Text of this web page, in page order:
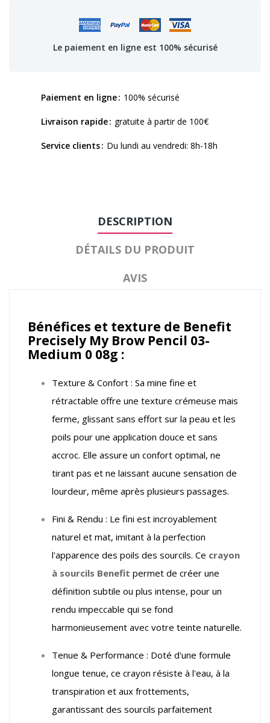
Le paiement en ligne est 100% sécurisé
Paiement en ligne 100% sécurisé
Livraison rapide gratuite à partir de 100€
Service clients Du lundi au vendredi: 8h-18h
DESCRIPTION
DÉTAILS DU PRODUIT
AVIS
Bénéfices et texture de Benefit
Precisely My Brow Pencil 03-
Medium 0 08g :
Texture & Confort : Sa mine fine et
rétractable offre une texture crémeuse mais
ferme, glissant sans effort sur la peau et les
poils pour une application douce et sans
accroc. Elle assure un confort optimal, ne
tirant pas et ne laissant aucune sensation de
lourdeur, même après plusieurs passages.
Fini & Rendu : Le fini est incroyablement
naturel et mat, imitant à la perfection
l'apparence des poils des sourcils. Ce crayon
à sourcils Benefit permet de créer une
définition subtile ou plus intense, pour un
rendu impeccable qui se fond
harmonieusement avec votre teinte naturelle.
Tenue & Performance : Doté d'une formule
longue tenue, ce crayon résiste à l'eau, à la
transpiration et aux frottements,
garantissant des sourcils parfaitement